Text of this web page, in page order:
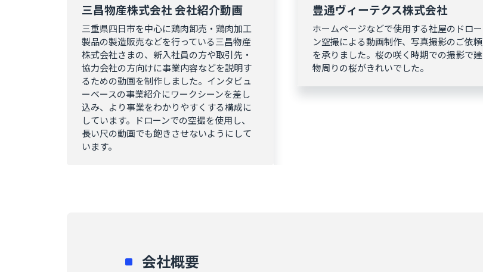
三昌物産株式会社 会社紹介動画
三重県四日市を中心に鶏肉卸売・鶏肉加工
製品の製造販売などを行っている三昌物産
株式会社さまの、新入社員の方や取引先・
協力会社の方向けに事業内容などを説明す
るための動画を制作しました。インタビュ
ーベースの事業紹介にワークシーンを差し
込み、より事業をわかりやすくする構成に
しています。ドローンでの空撮を使用し、
長い尺の動画でも飽きさせないようにして
います。
豊通ヴィーテクス株式会社
ホームページなどで使用する社屋のドロー
ン空撮による動画制作、写真撮影のご依頼
を承りました。桜の咲く時期での撮影で建
物周りの桜がきれいでした。
会社概要